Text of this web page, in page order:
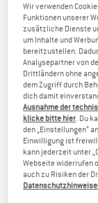
TIPPS ZUR
Probier
anderer/
weniger
suche nach
Wir verwenden
Funktionen unserer
zusätzliche Dienste
um Inhalte und
bereitzustellen.
Analysepartner von
Drittländern ohne
dem Zugriff durch
dich damit
Ausnahme der
klicke bitte hier . Du
den „Einstellungen“
Einwilligung ist
kann jederzeit unter
Webseite widerrufen
auch zu Risiken der